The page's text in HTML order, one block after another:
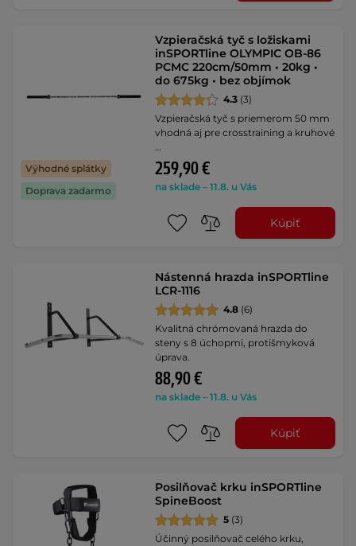
Výhodné splátky
Doprava zadarmo
Vzpieračská tyč s ložiskami
inSPORTline OLYMPIC OB-86
PCMC 220cm/50mm • 20kg •
do 675kg • bez objímok
4.3 (3)
Vzpieračská tyč s priemerom 50 mm
vhodná aj pre crosstraining a kruhové
…
259,90 €
na sklade – 11.8. u Vás
Kúpiť
Nástenná hrazda inSPORTline
LCR-1116
4.8 (6)
Kvalitná chrómovaná hrazda do
steny s 8 úchopmi, protišmyková
úprava.
88,90 €
na sklade – 11.8. u Vás
Kúpiť
Posilňovač krku inSPORTline
SpineBoost
5 (3)
Účinný posilňovač celého krku,